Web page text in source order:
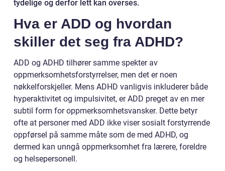
tydelige og derfor lett kan overses.
Hva er ADD og hvordan
skiller det seg fra ADHD?
ADD og ADHD tilhører samme spekter av
oppmerksomhetsforstyrrelser, men det er noen
nøkkelforskjeller. Mens ADHD vanligvis inkluderer både
hyperaktivitet og impulsivitet, er ADD preget av en mer
subtil form for oppmerksomhetsvansker. Dette betyr
ofte at personer med ADD ikke viser sosialt forstyrrende
oppførsel på samme måte som de med ADHD, og
dermed kan unngå oppmerksomhet fra lærere, foreldre
og helsepersonell.